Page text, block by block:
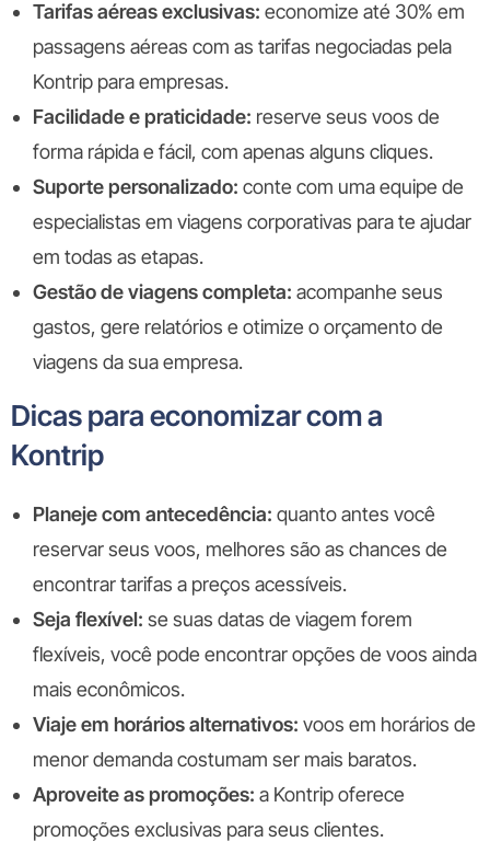
Tarifas aéreas exclusivas: economize até 30% em
passagens aéreas com as tarifas negociadas pela
Kontrip para empresas.
Facilidade e praticidade: reserve seus voos de
forma rápida e fácil, com apenas alguns cliques.
Suporte personalizado: conte com uma equipe de
especialistas em viagens corporativas para te ajudar
em todas as etapas.
Gestão de viagens completa: acompanhe seus
gastos, gere relatórios e otimize o orçamento de
viagens da sua empresa.
Dicas para economizar com a
Kontrip
Planeje com antecedência: quanto antes você
reservar seus voos, melhores são as chances de
encontrar tarifas a preços acessíveis.
Seja flexível: se suas datas de viagem forem
flexíveis, você pode encontrar opções de voos ainda
mais econômicos.
Viaje em horários alternativos: voos em horários de
menor demanda costumam ser mais baratos.
Aproveite as promoções: a Kontrip oferece
promoções exclusivas para seus clientes.